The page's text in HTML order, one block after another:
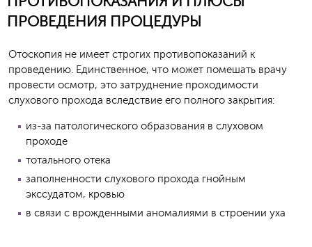
ПРОВЕДЕНИЯ ПРОЦЕДУРЫ
Отоскопия не имеет строгих противопоказаний к
проведению. Единственное, что может помешать врачу
провести осмотр, это затруднение проходимости
слухового прохода вследствие его полного закрытия:
из-за патологического образования в слуховом
проходе
тотального отека
заполненности слухового прохода гнойным
экссудатом, кровью
в связи с врожденными аномалиями в строении уха